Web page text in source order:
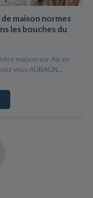
maison normes
les bouches du
maison sur Aix en
vous AUBAGN...